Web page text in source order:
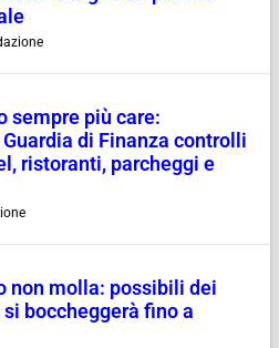
sempre più care:
di Finanza controlli
ristoranti, parcheggi e
non molla: possibili dei
boccheggerà fino a